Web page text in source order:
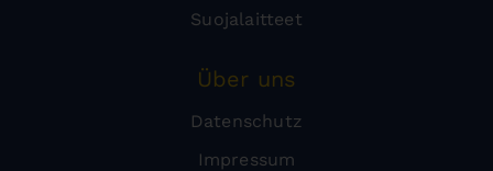
Suojalaitteet
Über uns
Datenschutz
Impressum